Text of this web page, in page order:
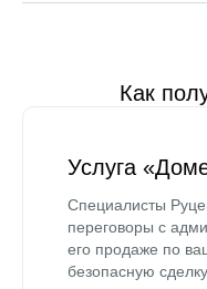
Как
Услуга
Специалисты
переговоры с
его продаже по
безопасную сделку.